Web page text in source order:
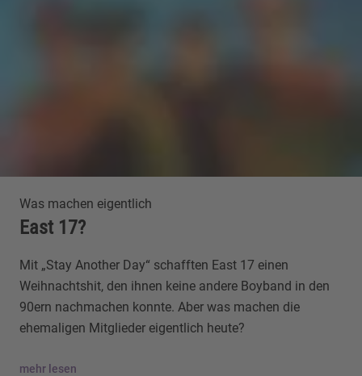
Was machen eigentlich
East 17?
Mit „Stay Another Day“ schafften East 17 einen
Weihnachtshit, den ihnen keine andere Boyband in den
90ern nachmachen konnte. Aber was machen die
ehemaligen Mitglieder eigentlich heute?
mehr lesen